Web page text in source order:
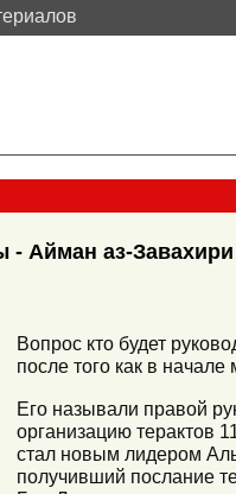
- Айман аз-Завахири
Вопрос кто будет
после того как в
Его называли правой
организацию терактов
стал новым лидером
получивший послание